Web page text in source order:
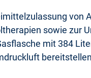
von
sowie zur
mit 384